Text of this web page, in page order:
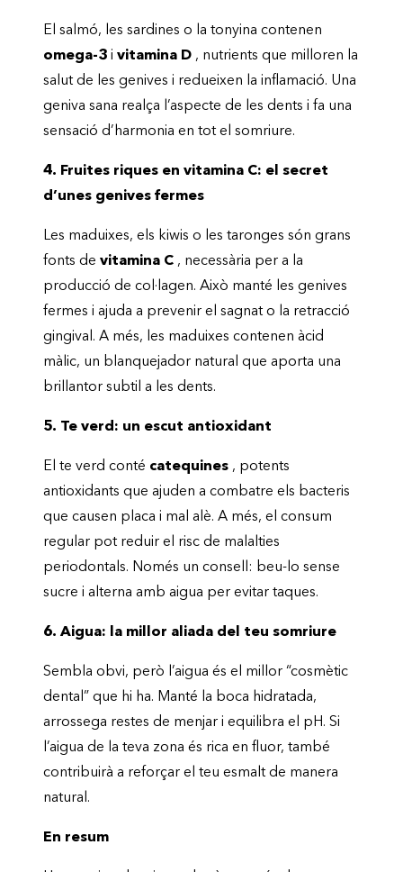
El salmó, les sardines o la tonyina contenen
omega-3 i vitamina D , nutrients que milloren la
salut de les genives i redueixen la inflamació. Una
geniva sana realça l’aspecte de les dents i fa una
sensació d’harmonia en tot el somriure.
4. Fruites riques en vitamina C: el secret
d’unes genives fermes
Les maduixes, els kiwis o les taronges són grans
fonts de vitamina C , necessària per a la
producció de col·lagen. Això manté les genives
fermes i ajuda a prevenir el sagnat o la retracció
gingival. A més, les maduixes contenen àcid
màlic, un blanquejador natural que aporta una
brillantor subtil a les dents.
5. Te verd: un escut antioxidant
El te verd conté catequines , potents
antioxidants que ajuden a combatre els bacteris
que causen placa i mal alè. A més, el consum
regular pot reduir el risc de malalties
periodontals. Només un consell: beu-lo sense
sucre i alterna amb aigua per evitar taques.
6. Aigua: la millor aliada del teu somriure
Sembla obvi, però l’aigua és el millor “cosmètic
dental” que hi ha. Manté la boca hidratada,
arrossega restes de menjar i equilibra el pH. Si
l’aigua de la teva zona és rica en fluor, també
contribuirà a reforçar el teu esmalt de manera
natural.
En resum